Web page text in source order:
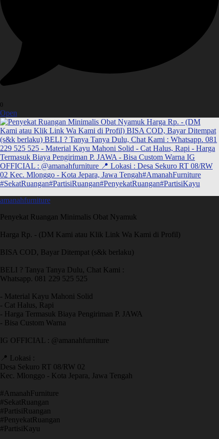
0
Open
amanahfurniture
Penyekat Ruangan Minimalis Obat Nyamuk
Harga Rp. - (DM Kami atau Klik Link Wa Kami di Profil)
BISA COD, Bayar Ditempat (s&k berlaku)
BELI ? Tanya Tanya Dulu, Chat Kami :
Whatsapp. 081 229 525 525
- Material Kayu Mahoni Solid
- Cat Halus, Rapi
- Harga Termasuk Biaya Pengiriman P. JAWA
- Bisa Custom Warna
IG OFFICIAL : @amanahfurniture
📍 Lokasi :
Desa Sekuro RT 08/RW 02
Kec. Mlonggo - Kota Jepara, Jawa Tengah
​#AmanahFurniture
​#SekatRuangan
​#PartisiRuangan
​#PenyekatRuangan
​#PartisiKayu